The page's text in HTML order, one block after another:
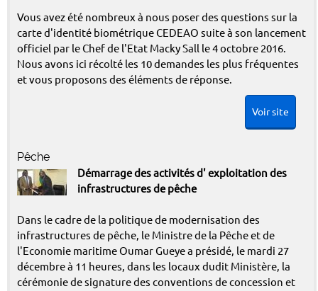
Vous avez été nombreux à nous poser des questions sur la
carte d'identité biométrique CEDEAO suite à son lancement
officiel par le Chef de l'Etat Macky Sall le 4 octobre 2016.
Nous avons ici récolté les 10 demandes les plus fréquentes
et vous proposons des éléments de réponse.
Voir site
Pêche
Démarrage des activités d' exploitation des
infrastructures de pêche
Dans le cadre de la politique de modernisation des
infrastructures de pêche, le Ministre de la Pêche et de
l'Economie maritime Oumar Gueye a présidé, le mardi 27
décembre à 11 heures, dans les locaux dudit Ministère, la
cérémonie de signature des conventions de concession et